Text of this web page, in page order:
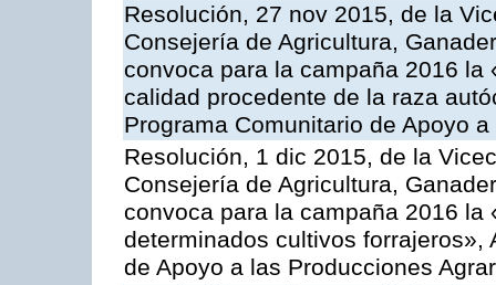
Resolución, 27 nov 2015, de la
Consejería de Agricultura,
convoca para la campaña 2016
calidad procedente de la raza
Programa Comunitario de Apoyo
Resolución, 1 dic 2015, de la
Consejería de Agricultura,
convoca para la campaña 2016 la
determinados cultivos forrajeros»,
de Apoyo a las Producciones